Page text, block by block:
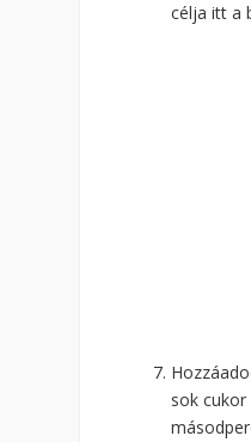
célja itt a
sok